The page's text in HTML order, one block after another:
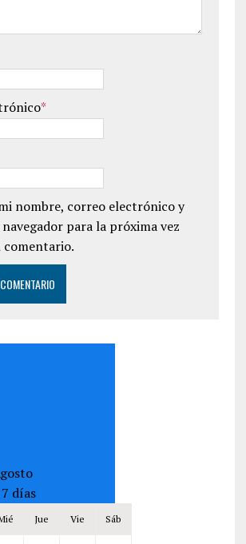
*
nombre, correo electrónico y
para la próxima vez
comentario.
días
Jue Vie Sáb